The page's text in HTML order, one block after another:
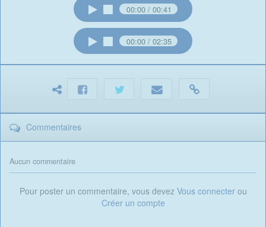
00:00 00:41
00:00 02:35
Commentaires
Aucun commentaire
Pour poster un commentaire, vous devez Vous connecterou
Créer un compte